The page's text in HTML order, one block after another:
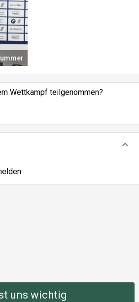
Wettkampf teilgenommen?
keyboard_arrow_down
uns wichtig